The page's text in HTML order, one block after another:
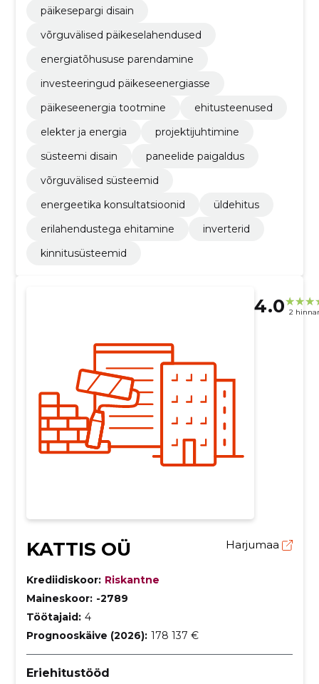
päikesepargi disain
võrguvälised päikeselahendused
energiatõhususe parendamine
investeeringud päikeseenergiasse
päikeseenergia tootmine
ehitusteenused
elekter ja energia
projektijuhtimine
süsteemi disain
paneelide paigaldus
võrguvälised süsteemid
energeetika konsultatsioonid
üldehitus
erilahendustega ehitamine
inverterid
kinnitusüsteemid
4.0 2
KATTIS OÜ Harjumaa
Krediidiskoor: Riskantne
Maineskoor: -2789
Töötajaid: 4
Prognooskäive (2026): 178 137 €
Eriehitustööd